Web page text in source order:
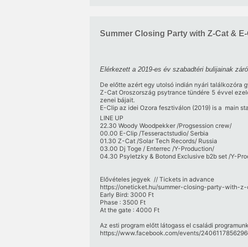
Summer Closing Party with Z-Cat &
Elérkezett a 2019-es év szabadtéri bulijainak
De előtte azért egy utolsó indián nyári találkozóra
Z-Cat Oroszország psytrance tündére 5 évvel
zenei bájait.
E-Clip az idei Ozora fesztiválon (2019) is a main
LINE UP
22.30 Woody Woodpekker /Progsession crew/
00.00 E-Clip /Tesseractstudio/ Serbia
01.30 Z-Cat /Solar Tech Records/ Russia
03.00 Dj Toge / Enterrec /Y-Production/
04.30 Psyletzky & Botond Exclusive b2b set /Y-
Elővételes jegyek // Tickets in advance
https://oneticket.hu/summer-closing-party-with-
Early Bird: 3000 Ft
Phase : 3500 Ft
At the gate : 4000 Ft
Az esti program előtt látogass el családi
https://www.facebook.com/events/